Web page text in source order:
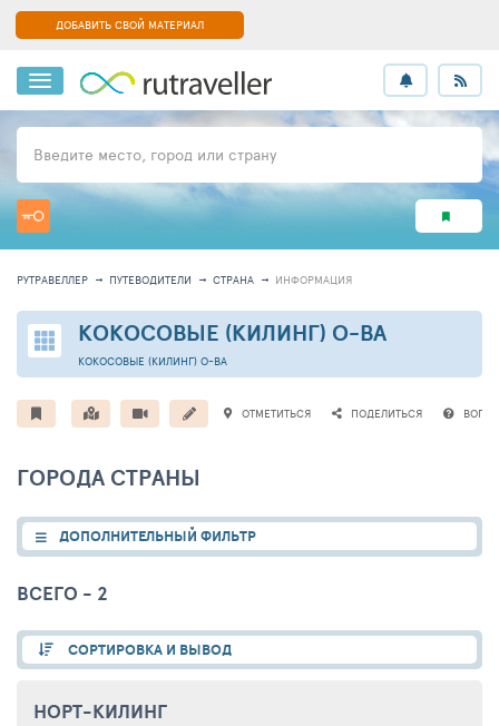
ДОБАВИТЬ СВОЙ МАТЕРИАЛ
Введите место, город или страну
РУТРАВЕЛЛЕР ПУТЕВОДИТЕЛИ СТРАНА ИНФОРМАЦИЯ
КОКОСОВЫЕ (КИЛИНГ) О-ВА
КОКОСОВЫЕ (КИЛИНГ) О-ВА
ОТМЕТИТЬСЯ ПОДЕЛИТЬСЯ
ГОРОДА СТРАНЫ
ДОПОЛНИТЕЛЬНЫЙ ФИЛЬТР
ВСЕГО - 2
СОРТИРОВКА И ВЫВОД
НОРТ-КИЛИНГ